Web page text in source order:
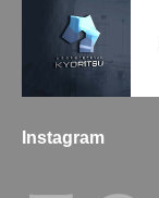
Instagram